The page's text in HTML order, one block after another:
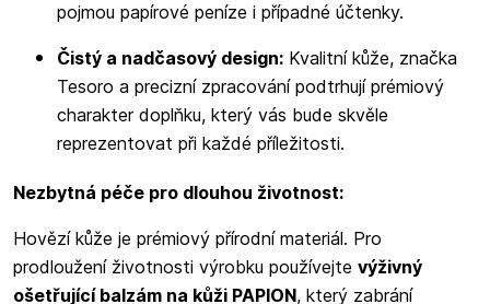
pojmou papírové peníze i případné účtenky.
Čistý a nadčasový design: Kvalitní kůže, značka
Tesoro a precizní zpracování podtrhují prémiový
charakter doplňku, který vás bude skvěle
reprezentovat při každé příležitosti.
Nezbytná péče pro dlouhou životnost:
Hovězí kůže je prémiový přírodní materiál. Pro
prodloužení životnosti výrobku používejte výživný
ošetřující balzám na kůži PAPION, který zabrání